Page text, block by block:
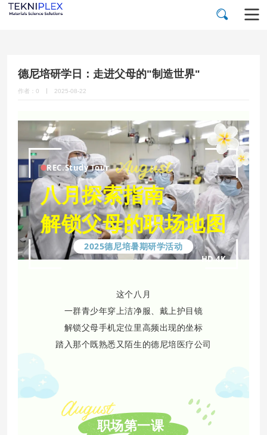
德尼培研学日：走进父母的"制造世界"
作者：0 2025-08-22
REC.Study Tour
八月探索指南
解锁父母的职场地图
2025德尼培暑期研学活动
HD 4K
这个八月
一群青少年穿上洁净服、戴上护目镜
解锁父母手机定位里高频出现的坐标
踏入那个既熟悉又陌生的德尼培医疗公司
职场第一课